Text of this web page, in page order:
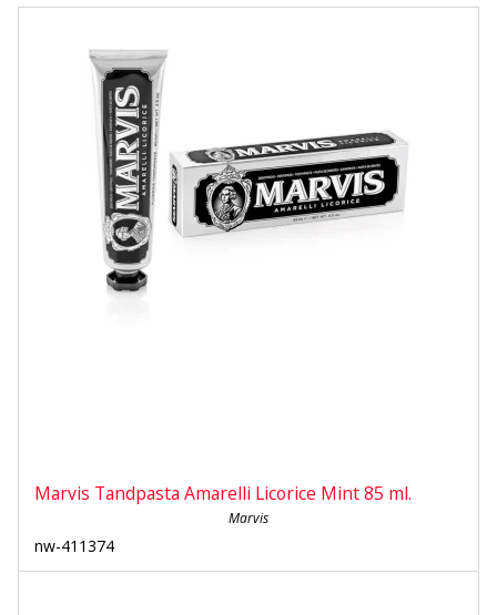
Marvis Tandpasta Amarelli Licorice Mint 85 ml.
Marvis
nw-411374